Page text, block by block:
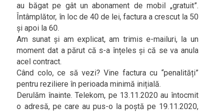
au băgat pe gât un abonament de mobil „gratuit”.
Întâmplător, în loc de 40 de lei, factura a crescut la 50
și apoi la 60.
Am sunat și am explicat, am trimis e-mailuri, la un
moment dat a părut că s-a înțeles și că se va anula
acel contract.
Când colo, ce să vezi? Vine factura cu “penalități”
pentru reziliere în perioada minimă inițială.
Derulăm înainte. Telekom, pe 13.11.2020 au întocmit
o adresă, pe care au pus-o la poștă pe 19.11.2020,